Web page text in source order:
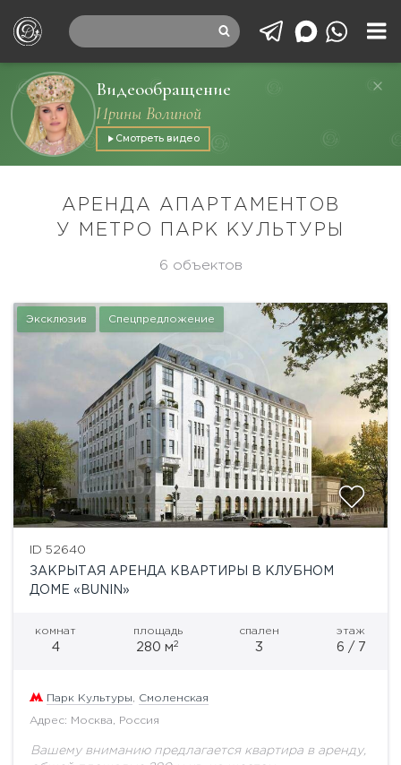
Видеообращение
Ирины Волиной
Смотреть видео
АРЕНДА АПАРТАМЕНТОВ
У МЕТРО ПАРК КУЛЬТУРЫ
6 объектов
Эксклюзив Спецпредложение
ID 52640
ЗАКРЫТАЯ АРЕНДА КВАРТИРЫ В КЛУБНОМ
ДОМЕ «BUNIN»
комнат
4
площадь
280 м2
спален
3
этаж
6 / 7
Парк Культуры Смоленская
Адрес: Москва, Россия
Вашему вниманию предлагается квартира в аренду,